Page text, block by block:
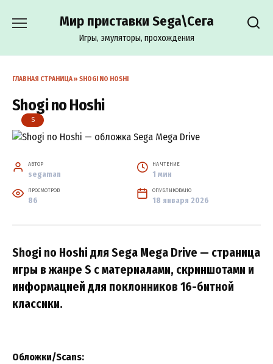
Мир приставки Sega\Сега
Игры, эмуляторы, прохождения
ГЛАВНАЯ СТРАНИЦА» SHOGI NO HOSHI
Shogi no Hoshi
S
АВТОР
segaman
НА ЧТЕНИЕ
1 мин
ПРОСМОТРОВ
86
ОПУБЛИКОВАНО
18 января 2026
Shogi no Hoshi для Sega Mega Drive — страница
игры в жанре S с материалами, скриншотами и
информацией для поклонников 16-битной
классики.
Обложки/Scans: